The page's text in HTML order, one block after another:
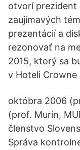
otvorí prezident
zaujímavých
prezentácií a
rezonovať na
2015, ktorý sa
v Hoteli Crowne
októbra 2006
(prof. Murín,
členstvo
Správa